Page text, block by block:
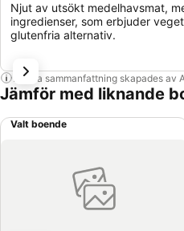
Njut av utsökt medelhavsmat,
ingredienser, som erbjuder
glutenfria alternativ.
Denna sammanfattning skapades
Jämför med liknande
Valt boende